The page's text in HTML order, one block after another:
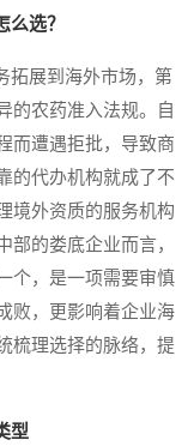
选？
展到海外市场，第
的农药准入法规。自
而遭遇拒批，导致商
的代办机构就成了不
境外资质的服务机构
部的娄底企业而言，
个，是一项需要审慎
败，更影响着企业海
梳理选择的脉络，提
型